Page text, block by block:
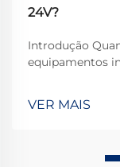
24V?
Introdução
equipamentos
ideal entre
VER MAIS